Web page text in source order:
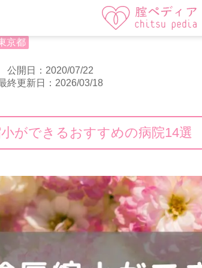
京都
公開日：2020/07/22
終更新日：2026/03/18
ができるおすすめの病院14選